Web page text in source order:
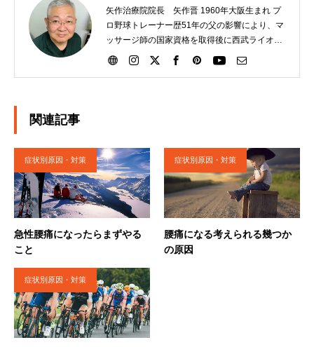
矢作治療院院長 矢作晋 1960年大阪生まれ プ
ロ野球トレーナー歴51年の父の影響により、マ
ッサージ師の国家資格を取得後に西武ライオン
ズにトレーナーとして入団。その後、大洋ホエ
関連記事
症状別原因・対策
急性腰痛になったらまずやる
こと
症状別原因・対策
腰痛になる考えられる幾つか
の原因
症状別原因・対策